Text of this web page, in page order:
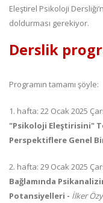
Eleştirel Psikoloji
doldurması gerekiyor.
Derslik
Programın tamamı şöyle:
1. hafta: 22 Ocak 2025
"Psikoloji Eleştirisini"
Perspektiflere Genel
2. hafta: 29 Ocak 2025
Bağlamında
Potansiyelleri - İlker